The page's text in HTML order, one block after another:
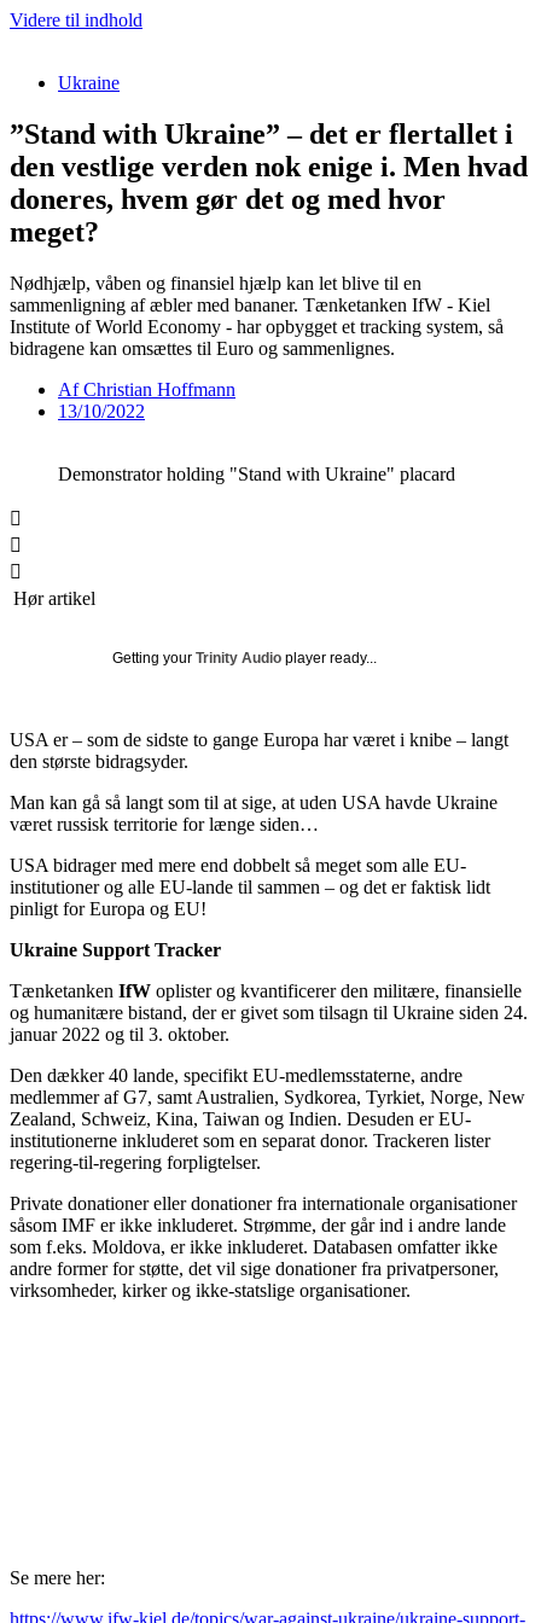
Videre til indhold
Ukraine
”Stand with Ukraine” – det er flertallet i
den vestlige verden nok enige i. Men hvad
doneres, hvem gør det og med hvor
meget?
Nødhjælp, våben og finansiel hjælp kan let blive til en
sammenligning af æbler med bananer. Tænketanken IfW - Kiel
Institute of World Economy - har opbygget et tracking system, så
bidragene kan omsættes til Euro og sammenlignes.
AfChristian Hoffmann
13/10/2022
Demonstrator holding "Stand with Ukraine" placard
Hør artikel
Getting your Trinity Audio player ready...
USA er – som de sidste to gange Europa har været i knibe – langt
den største bidragsyder.
Man kan gå så langt som til at sige, at uden USA havde Ukraine
været russisk territorie for længe siden…
USA bidrager med mere end dobbelt så meget som alle EU-
institutioner og alle EU-lande til sammen – og det er faktisk lidt
pinligt for Europa og EU!
Ukraine Support Tracker
Tænketanken IfW oplister og kvantificerer den militære, finansielle
og humanitære bistand, der er givet som tilsagn til Ukraine siden 24.
januar 2022 og til 3. oktober.
Den dækker 40 lande, specifikt EU-medlemsstaterne, andre
medlemmer af G7, samt Australien, Sydkorea, Tyrkiet, Norge, New
Zealand, Schweiz, Kina, Taiwan og Indien. Desuden er EU-
institutionerne inkluderet som en separat donor. Trackeren lister
regering-til-regering forpligtelser.
Private donationer eller donationer fra internationale organisationer
såsom IMF er ikke inkluderet. Strømme, der går ind i andre lande
som f.eks. Moldova, er ikke inkluderet. Databasen omfatter ikke
andre former for støtte, det vil sige donationer fra privatpersoner,
virksomheder, kirker og ikke-statslige organisationer.
Se mere her:
https://www.ifw-kiel.de/topics/war-against-ukraine/ukraine-support-